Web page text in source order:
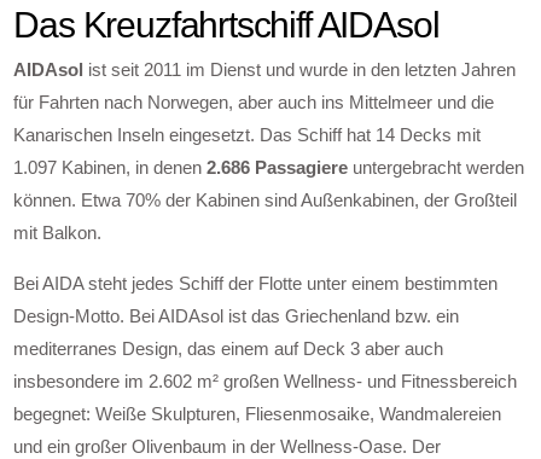
Das Kreuzfahrtschiff AIDAsol
AIDAsol ist seit 2011 im Dienst und wurde in den letzten Jahren
für Fahrten nach Norwegen, aber auch ins Mittelmeer und die
Kanarischen Inseln eingesetzt. Das Schiff hat 14 Decks mit
1.097 Kabinen, in denen2.686 Passagiere untergebracht werden
können. Etwa 70% der Kabinen sind Außenkabinen, der Großteil
mit Balkon.
Bei AIDA steht jedes Schiff der Flotte unter einem bestimmten
Design-Motto. Bei AIDAsol ist das Griechenland bzw. ein
mediterranes Design, das einem auf Deck 3 aber auch
insbesondere im 2.602 m² großen Wellness- und Fitnessbereich
begegnet: Weiße Skulpturen, Fliesenmosaike, Wandmalereien
und ein großer Olivenbaum in der Wellness-Oase. Der